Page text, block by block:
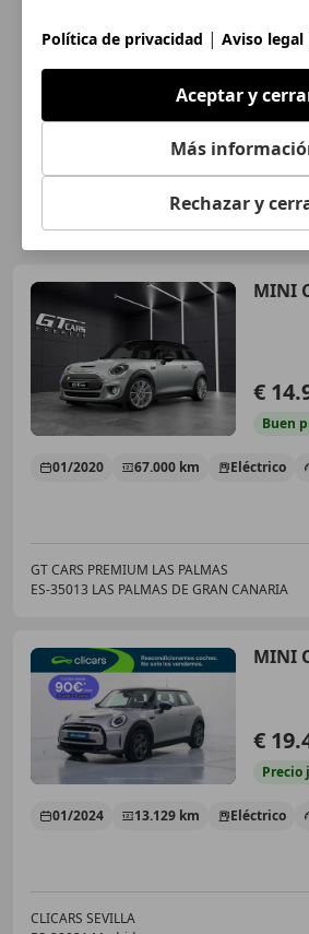
MINI
€
Buen
01/2020 67.000 km Eléctrico
GT CARS PREMIUM LAS PALMAS
ES-35013 LAS PALMAS DE GRAN CANARIA
MINI
€
Precio
01/2024 13.129 km Eléctrico
CLICARS SEVILLA
Política de privacidad | Aviso legal
Aceptar y
Más
Rechazar y